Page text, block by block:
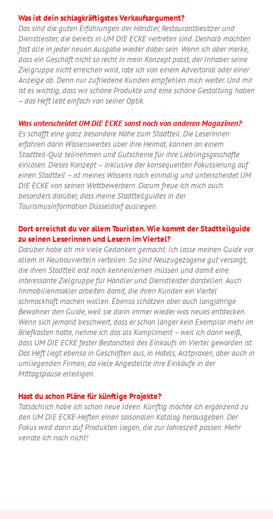
Was ist dein schlagkräftigstes Verkaufsargument?
Das sind die guten Erfahrungen der Händler, Restaurantbesitzer und
Dienstleister, die bereits in UM DIE ECKE vertreten sind. Deshalb möchten
fast alle in jeder neuen Ausgabe wieder dabei sein. Wenn ich aber merke,
dass ein Geschäft nicht so recht in mein Konzept passt, der Inhaber seine
Zielgruppe nicht erreichen wird, rate ich von einem Advertorial oder einer
Anzeige ab. Denn nur zufriedene Kunden empfehlen mich weiter. Und mir
ist es wichtig, dass wir schöne Produkte und eine schöne Gestaltung haben
– das Heft lebt einfach von seiner Optik.
Was unterscheidet UM DIE ECKE sonst noch von anderen Magazinen?
Es schafft eine ganz besondere Nähe zum Stadtteil. Die Leserinnen
erfahren darin Wissenswertes über ihre Heimat, können an einem
Stadtteil-Quiz teilnehmen und Gutscheine für ihre Lieblingsgeschäfte
einlösen. Dieses Konzept – inklusive der konsequenten Fokussierung auf
einen Stadtteil – ist meines Wissens nach einmalig und unterscheidet UM
DIE ECKE von seinen Wettbewerbern. Darum freue ich mich auch
besonders darüber, dass meine Stadtteilguides in der
Tourismusinformation Düsseldorf ausliegen.
Dort erreichst du vor allem Touristen. Wie kommt der Stadtteilguide
zu seinen Leserinnen und Lesern im Viertel?
Darüber habe ich mir viele Gedanken gemacht. Ich lasse meinen Guide vor
allem in Neubauvierteln verteilen. So sind Neuzugezogene gut versorgt,
die ihren Stadtteil erst noch kennenlernen müssen und damit eine
interessante Zielgruppe für Händler und Dienstleister darstellen. Auch
Immobilienmakler arbeiten damit, die ihren Kunden ein Viertel
schmackhaft machen wollen. Ebenso schätzen aber auch langjährige
Bewohner den Guide, weil sie darin immer wieder was neues entdecken.
Wenn sich jemand beschwert, dass er schon länger kein Exemplar mehr im
Briefkasten hatte, nehme ich das als Kompliment – weil ich dann weiß,
dass UM DIE ECKE fester Bestandteil des Einkaufs im Viertel geworden ist.
Das Heft liegt ebenso in Geschäften aus, in Hotels, Arztpraxen, aber auch in
umliegenden Firmen, da viele Angestellte ihre Einkäufe in der
Mittagspause erledigen.
Hast du schon Pläne für künftige Projekte?
Tatsächlich habe ich schon neue Ideen. Künftig möchte ich ergänzend zu
den UM DIE ECKE-Heften einen saisonalen Katalog herausgeben. Der
Fokus wird dann auf Produkten liegen, die zur Jahreszeit passen. Mehr
verrate ich noch nicht!